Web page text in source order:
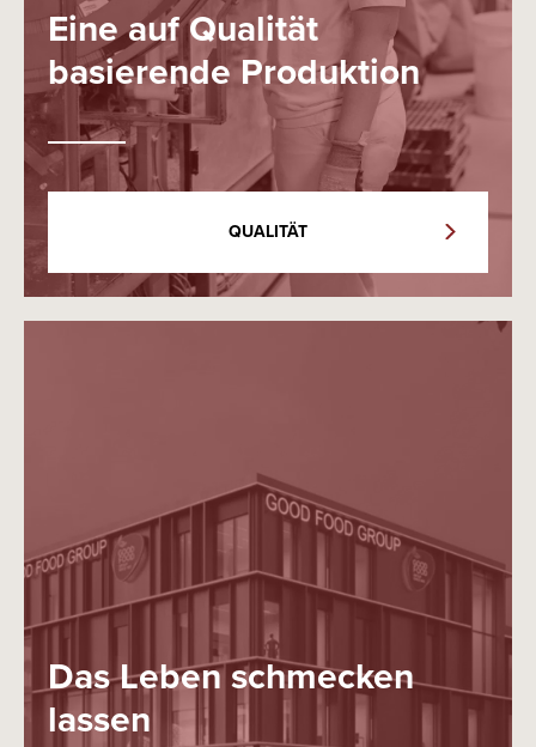
Eine auf Qualität
basierende Produktion
QUALITÄT
Das Leben schmecken
lassen